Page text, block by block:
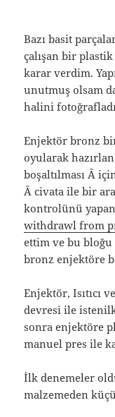
Bazı basit
çalışan bir
karar verdim.
unutmuş olsam
halini
Enjektör bronz
oyularak
boşaltılması Â
Â civata ile bir
kontrolünü yapan
withdrawl from
ettim ve bu
bronz enjektöre
Enjektör, Isıtıcı
devresi ile
sonra enjektöre
manuel pres ile
İlk denemeler
malzemeden